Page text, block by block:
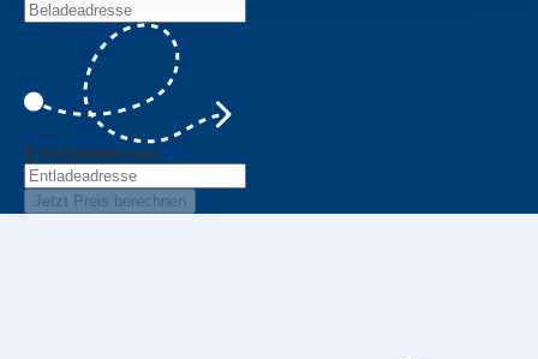
Entladeadresse
Jetzt Preis berechnen